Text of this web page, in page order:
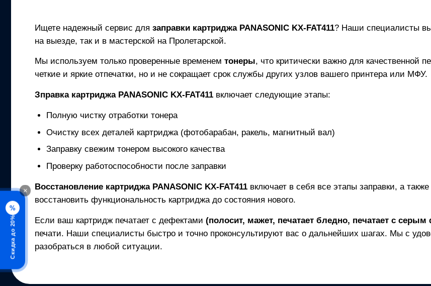
×
%
Скидка до 20%
Ищете надежный сервис для заправки картриджа PANASONIC KX-FAT411? Наши специалисты
на выезде, так и в мастерской на Пролетарской.
Мы используем только проверенные временем тонеры, что критически важно для качественной
четкие и яркие отпечатки, но и не сокращает срок службы других узлов вашего принтера или МФУ.
Зправка картриджа PANASONIC KX-FAT411 включает следующие этапы:
Полную чистку отработки тонера
Очистку всех деталей картриджа (фотобарабан, ракель, магнитный вал)
Заправку свежим тонером высокого качества
Проверку работоспособности после заправки
Восстановление картриджа PANASONIC KX-FAT411 включает в себя все этапы заправки, а
восстановить функциональность картриджа до состояния нового.
Если ваш картридж печатает с дефектами (полосит, мажет, печатает бледно, печатает с
печати. Наши специалисты быстро и точно проконсультируют вас о дальнейших шагах. Мы с
разобраться в любой ситуации.